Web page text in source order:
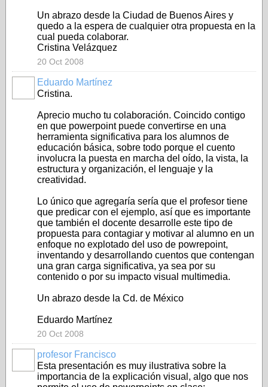
Un abrazo desde la Ciudad de Buenos Aires y
quedo a la espera de cualquier otra propuesta en la
cual pueda colaborar.
Cristina Velázquez
20 Oct 2008
Eduardo Martínez
Cristina.
Aprecio mucho tu colaboración. Coincido contigo
en que powerpoint puede convertirse en una
herramienta significativa para los alumnos de
educación básica, sobre todo porque el cuento
involucra la puesta en marcha del oído, la vista, la
estructura y organización, el lenguaje y la
creatividad.
Lo único que agregaría sería que el profesor tiene
que predicar con el ejemplo, así que es importante
que también el docente desarrolle este tipo de
propuesta para contagiar y motivar al alumno en un
enfoque no explotado del uso de powrepoint,
inventando y desarrollando cuentos que contengan
una gran carga significativa, ya sea por su
contenido o por su impacto visual multimedia.
Un abrazo desde la Cd. de México
Eduardo Martínez
20 Oct 2008
profesor Francisco
Esta presentación es muy ilustrativa sobre la
importancia de la explicación visual, algo que nos